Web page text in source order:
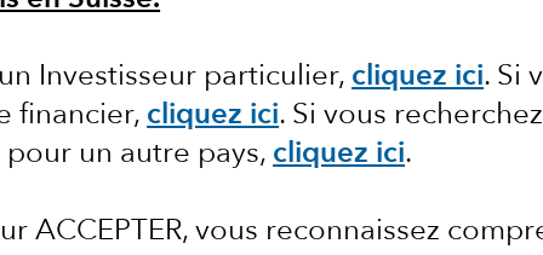
Investisseur particulier, cliquez ici. Si
financier, cliquez ici. Si vous
un autre pays, cliquez ici.
ACCEPTER, vous reconnaissez
de